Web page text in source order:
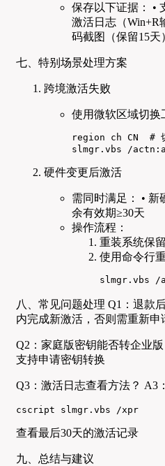
保存以下证据： •
激活日志（Win+R
码截图（保留15天
七、特别场景处理方案
跨境激活失败
使用微软区域切换
region ch CN  # 切
slmgr.vbs /actn:act
硬件变更后激活
需同时满足： • 新
余有效期≥30天
操作流程：
重装系统保
使用命令行重
slmgr.vbs /
八、常见问题处理 Q1：退款
内完成新激活，否则需重新申
Q2：家庭版密钥能否转企业
支持申请密钥转换
Q3：激活日志查看方法？ A3
cscript slmgr.vbs /xpr
查看最后30天的激活记录
九、总结与建议